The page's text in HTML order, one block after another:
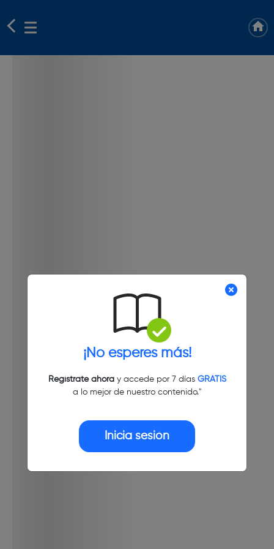
¡No esperes más!
Regístrate ahoray accede por 7 días GRATIS
a lo mejor de nuestro contenido."
Inicia sesión